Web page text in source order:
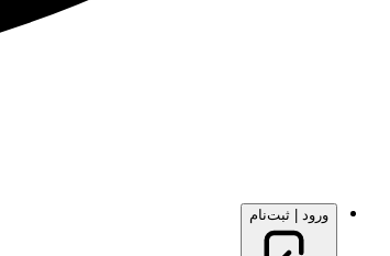
ورود | ثبت‌نام